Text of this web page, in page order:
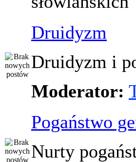
Druidyzm
Druidyzm i
Moderator:
Pogaństwo
Nurty